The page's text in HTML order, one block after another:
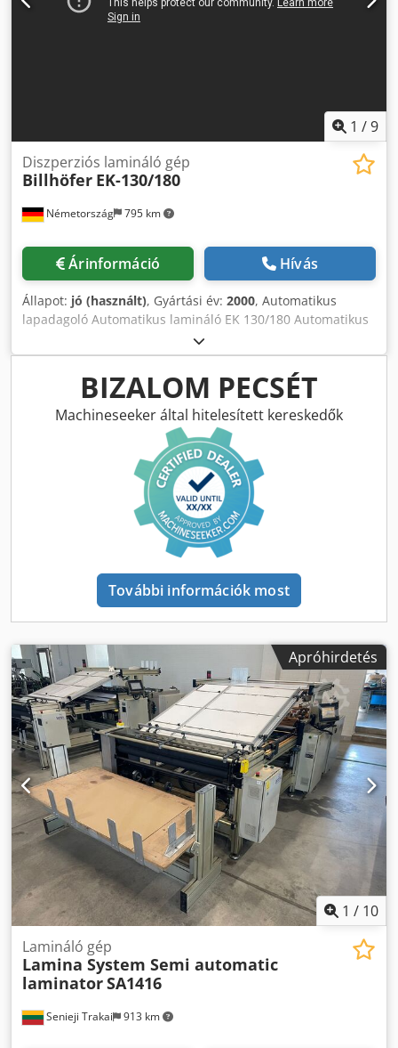
1 /9
Németország 795 km
Diszperziós lamináló gép
Billhöfer EK-130/180
Árinformáció Hívás
Állapot: jó (használt), Gyártási év: 2000, Automatikus
lapadagoló Automatikus lamináló EK 130/180 Automatikus
elválasztó egység BAT Automatikus rakodógép Max.
formátum : 1300 x 1800 mm Dodjh H Dqhepfx Amysck Gép
sebessége : 50 m/min Műszaki adatok a munkától, a
fogyóanyagoktól és adott esetben egyéb tényezőktől
függően
BIZALOM PECSÉT
Machineseeker által hitelesített kereskedők
További információk most
Apróhirdetés
1 / 10
Senieji Trakai 913 km
Lamináló gép
Lamina System Semi automatic
laminatorSA1416